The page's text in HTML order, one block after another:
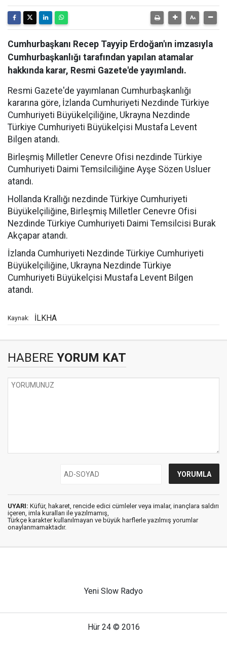
Cumhurbaşkanı Recep Tayyip Erdoğan'ın imzasıyla
Cumhurbaşkanlığı tarafından yapılan atamalar
hakkında karar, Resmi Gazete'de yayımlandı.
Resmi Gazete'de yayımlanan Cumhurbaşkanlığı
kararına göre, İzlanda Cumhuriyeti Nezdinde Türkiye
Cumhuriyeti Büyükelçiliğine, Ukrayna Nezdinde
Türkiye Cumhuriyeti Büyükelçisi Mustafa Levent
Bilgen atandı.
Birleşmiş Milletler Cenevre Ofisi nezdinde Türkiye
Cumhuriyeti Daimi Temsilciliğine Ayşe Sözen Usluer
atandı.
Hollanda Krallığı nezdinde Türkiye Cumhuriyeti
Büyükelçiliğine, Birleşmiş Milletler Cenevre Ofisi
Nezdinde Türkiye Cumhuriyeti Daimi Temsilcisi Burak
Akçapar atandı.
İzlanda Cumhuriyeti Nezdinde Türkiye Cumhuriyeti
Büyükelçiliğine, Ukrayna Nezdinde Türkiye
Cumhuriyeti Büyükelçisi Mustafa Levent Bilgen
atandı.
Kaynak: İLKHA
HABERE YORUM KAT
UYARI: Küfür, hakaret, rencide edici cümleler veya imalar, inançlara saldırı
içeren, imla kuralları ile yazılmamış,
Türkçe karakter kullanılmayan ve büyük harflerle yazılmış yorumlar
onaylanmamaktadır.
Yeni Slow Radyo
Hür 24 © 2016